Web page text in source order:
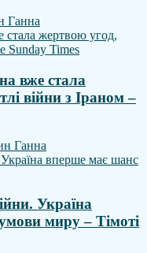
Ганна
вже стала
війни з Іраном –
Ганна
Україна
миру – Тімоті